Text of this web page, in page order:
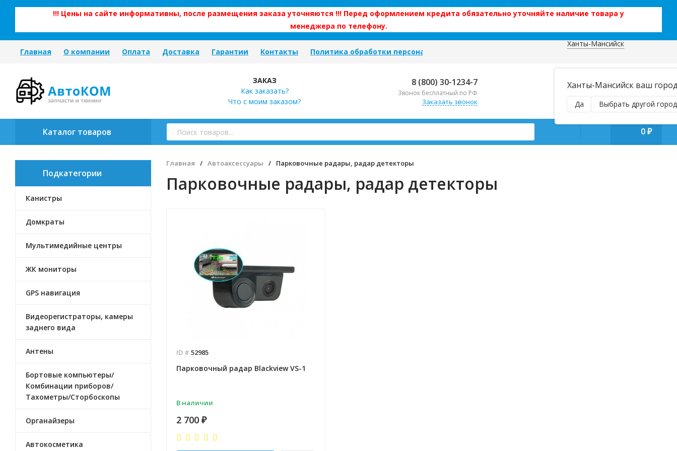
!!! Цены на сайте информативны, после размещения заказа уточняются !!! Перед оформлением кредита обязательно уточняйте наличие товара у
менеджера по телефону.
Главная О компании Оплата Доставка Гарантии Контакты Политика обработки персональных данных
Ханты-Мансийск
Ханты-Мансийск ваш
Да Выбрать другой город
ЗАКАЗ
Как заказать?
Что с моим заказом?
8 (800) 30-1234-7
Звонок бесплатный по РФ
Заказать звонок
наложенным платежом!
manager@regiontehsnab.ru
Каталог товаров 0 ₽
Подкатегории
Канистры
Домкраты
Мультимедийные центры
ЖК мониторы
GPS навигация
Видеорегистраторы, камеры
заднего вида
Антены
Бортовые компьютеры/
Комбинации приборов/
Тахометры/Сторбоскопы
Органайзеры
Автокосметика
Главная / Автоаксессуары / Парковочные радары, радар детекторы
Парковочные радары, радар детекторы
ID # 52985
Парковочный радар Blackview VS-1
В наличии
2 700 ₽